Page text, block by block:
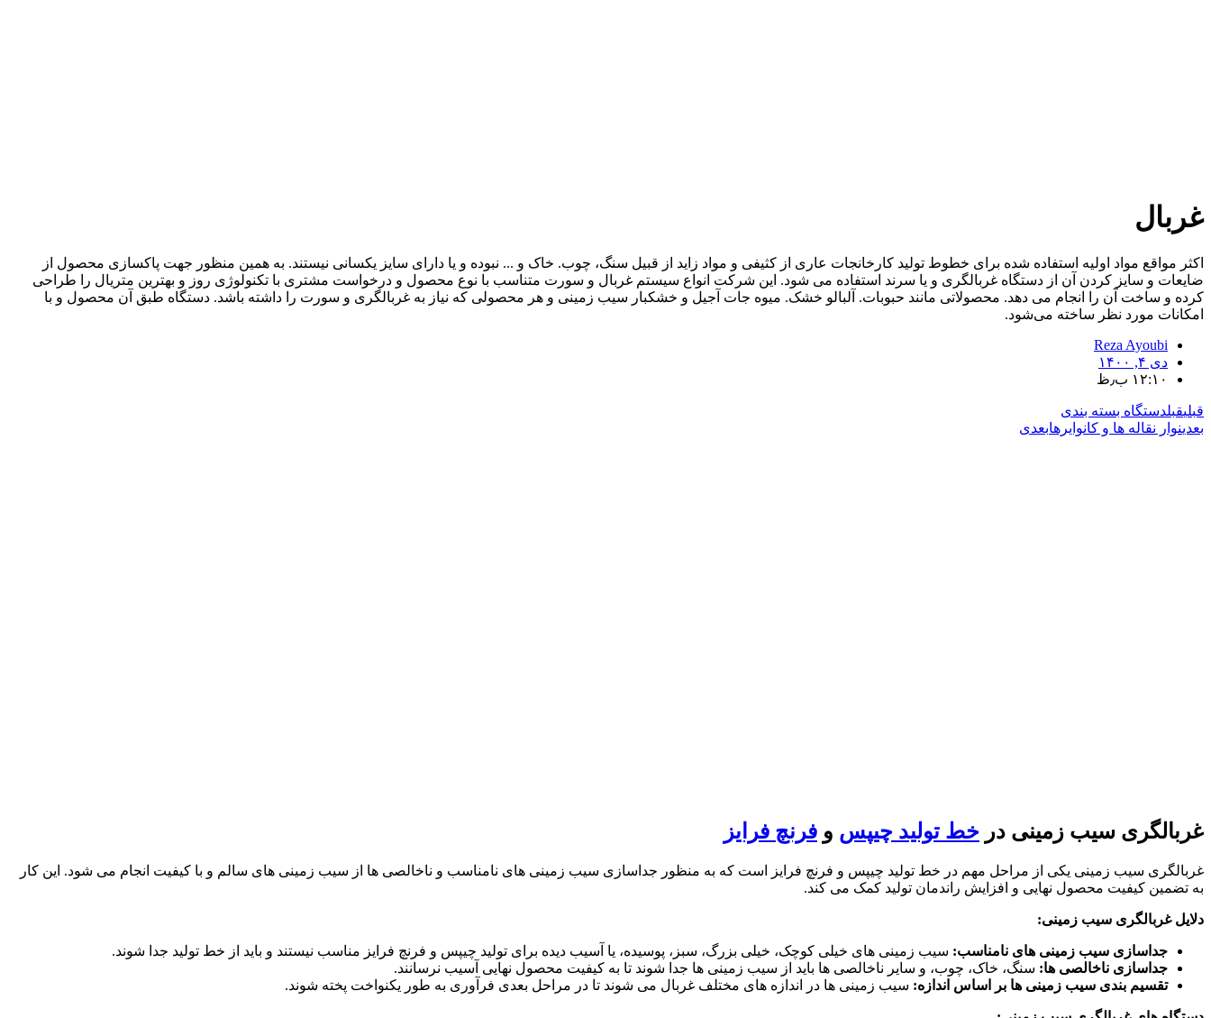
غربال
اکثر مواقع مواد اولیه استفاده شده برای خطوط تولید کارخانجات عاری از کثیفی و مواد زاید از قبیل سنگ، چوب. خاک و ... نبوده و یا دارای سایز یکسانی نیستند. به همین منظور جهت پاکسازی محصول از
ضایعات و سایز کردن آن از دستگاه غربالگری و یا سرند استفاده می شود. این شرکت انواع سیستم غربال و سورت متناسب با نوع محصول و درخواست مشتری با تکنولوژی روز و بهترین متریال را طراحی
کرده و ساخت آن را انجام می دهد. محصولاتی مانند حبوبات. آلبالو خشک. میوه جات آجیل و خشکبار سیب زمینی و هر محصولی که نیاز به غربالگری و سورت را داشته باشد. دستگاه طبق آن محصول و با
امکانات مورد نظر ساخته می‌شود.
Reza Ayoubi
دی ۴, ۱۴۰۰
۱۲:۱۰ ب٫ظ
قبلیقبلدستگاه بسته بندی
بعدینوار نقاله ها و کانوایرهابعدی
غربالگری سیب زمینی در خط تولید چیپس و فرنچ فرایز
غربالگری سیب زمینی یکی از مراحل مهم در خط تولید چیپس و فرنچ فرایز است که به منظور جداسازی سیب زمینی های نامناسب و ناخالصی ها از سیب زمینی های سالم و با کیفیت انجام می شود. این کار
به تضمین کیفیت محصول نهایی و افزایش راندمان تولید کمک می کند.
دلایل غربالگری سیب زمینی:
جداسازی سیب زمینی های نامناسب: سیب زمینی های خیلی کوچک، خیلی بزرگ، سبز، پوسیده، یا آسیب دیده برای تولید چیپس و فرنچ فرایز مناسب نیستند و باید از خط تولید جدا شوند.
جداسازی ناخالصی ها: سنگ، خاک، چوب، و سایر ناخالصی ها باید از سیب زمینی ها جدا شوند تا به کیفیت محصول نهایی آسیب نرسانند.
تقسیم بندی سیب زمینی ها بر اساس اندازه: سیب زمینی ها در اندازه های مختلف غربال می شوند تا در مراحل بعدی فرآوری به طور یکنواخت پخته شوند.